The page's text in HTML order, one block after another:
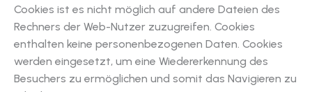
Cookies ist es nicht möglich auf andere Dateien des
Rechners der Web-Nutzer zuzugreifen. Cookies
enthalten keine personenbezogenen Daten. Cookies
werden eingesetzt, um eine Wiedererkennung des
Besuchers zu ermöglichen und somit das Navigieren zu